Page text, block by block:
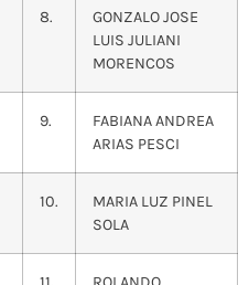
8.
GONZALO JOSE
LUIS JULIANI
MORENCOS
9.
FABIANA ANDREA
ARIAS PESCI
10.
MARIA LUZ PINEL
SOLA